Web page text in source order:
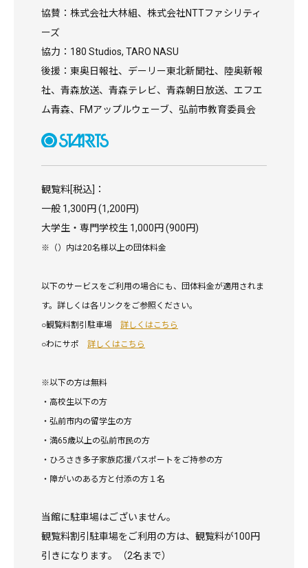
協賛：株式会社大林組、株式会社NTTファシリティ
ーズ
協力：180 Studios, TARO NASU
後援：東奥日報社、デーリー東北新聞社、陸奥新報
社、青森放送、青森テレビ、青森朝日放送、エフエ
ム青森、FMアップルウェーブ、弘前市教育委員会
観覧料[税込]：
一般 1,300円 (1,200円)
大学生・専門学校生 1,000円 (900円)
※（）内は20名様以上の団体料金
以下のサービスをご利用の場合にも、団体料金が適用されま
す。詳しくは各リンクをご参照ください。
○観覧料割引駐車場 詳しくはこちら
○わにサポ 詳しくはこちら
※以下の方は無料
・高校生以下の方
・弘前市内の留学生の方
・満65歳以上の弘前市民の方
・ひろさき多子家族応援パスポートをご持参の方
・障がいのある方と付添の方１名
当館に駐車場はございません。
観覧料割引駐車場をご利用の方は、観覧料が100円
引きになります。（2名まで）